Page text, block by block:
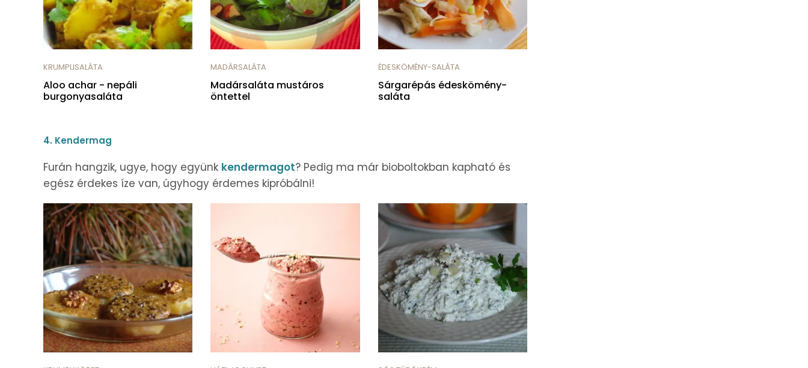
KRUMPLISALÁTA
Aloo achar - nepáli
burgonyasaláta
MADÁRSALÁTA
Madársaláta mustáros
öntettel
ÉDESKÖMÉNY-SALÁTA
Sárgarépás édeskömény-
saláta
4. Kendermag
Furán hangzik, ugye, hogy együnk kendermagot? Pedig ma már bioboltokban kapható és
egész érdekes íze van, úgyhogy érdemes kipróbálni!